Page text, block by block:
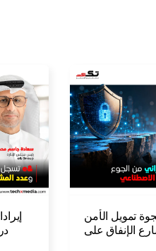
تمويل الأمن
الإنفاق على